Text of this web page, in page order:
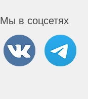
Мы в соцсетях